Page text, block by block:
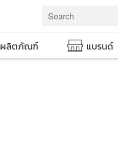
ผลิตภัณฑ์ แบรนด์